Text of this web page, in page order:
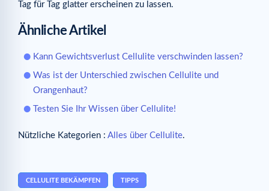
Tag für Tag glatter erscheinen zu lassen.
Ähnliche Artikel
Kann Gewichtsverlust Cellulite verschwinden lassen?
Was ist der Unterschied zwischen Cellulite und
Orangenhaut?
Testen Sie Ihr Wissen über Cellulite!
Nützliche Kategorien : Alles über Cellulite.
CELLULITE BEKÄMPFEN TIPPS